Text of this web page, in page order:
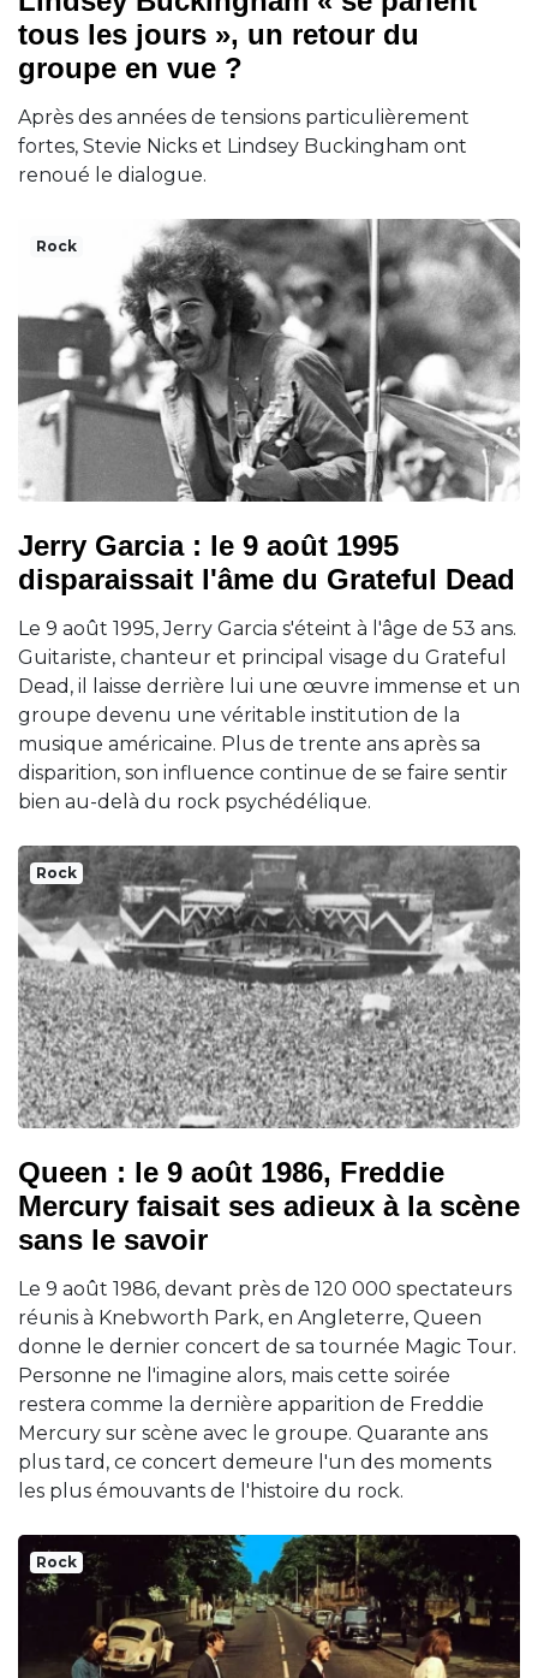
tous les jours », un retour du
groupe en vue ?
Après des années de tensions particulièrement
fortes, Stevie Nicks et Lindsey Buckingham ont
renoué le dialogue.
Rock
Jerry Garcia : le 9 août 1995
disparaissait l'âme du Grateful Dead
Le 9 août 1995, Jerry Garcia s'éteint à l'âge de 53 ans.
Guitariste, chanteur et principal visage du Grateful
Dead, il laisse derrière lui une œuvre immense et un
groupe devenu une véritable institution de la
musique américaine. Plus de trente ans après sa
disparition, son influence continue de se faire sentir
bien au-delà du rock psychédélique.
Rock
Queen : le 9 août 1986, Freddie
Mercury faisait ses adieux à la scène
sans le savoir
Le 9 août 1986, devant près de 120 000 spectateurs
réunis à Knebworth Park, en Angleterre, Queen
donne le dernier concert de sa tournée Magic Tour.
Personne ne l'imagine alors, mais cette soirée
restera comme la dernière apparition de Freddie
Mercury sur scène avec le groupe. Quarante ans
plus tard, ce concert demeure l'un des moments
les plus émouvants de l'histoire du rock.
Rock